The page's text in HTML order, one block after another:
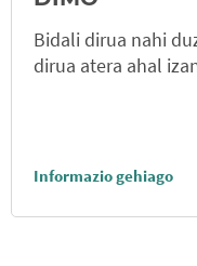
Bidali dirua nahi
dirua atera ahal
Informazio gehiago